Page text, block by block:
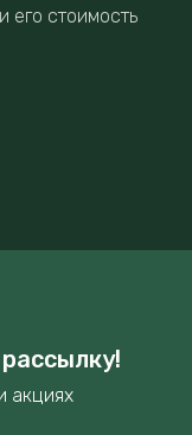
его стоимость
акциях